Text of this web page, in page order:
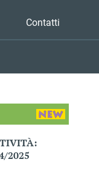
Contatti
2025